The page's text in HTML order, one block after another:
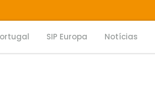
SIP Europa Notícias